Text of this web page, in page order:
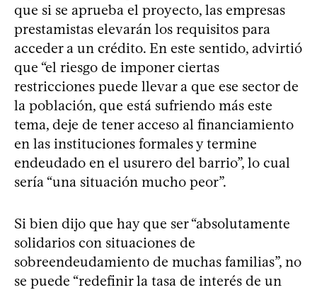
que si se aprueba el proyecto, las empresas
prestamistas elevarán los requisitos para
acceder a un crédito. En este sentido, advirtió
que “el riesgo de imponer ciertas
restricciones puede llevar a que ese sector de
la población, que está sufriendo más este
tema, deje de tener acceso al financiamiento
en las instituciones formales y termine
endeudado en el usurero del barrio”, lo cual
sería “una situación mucho peor”.
Si bien dijo que hay que ser “absolutamente
solidarios con situaciones de
sobreendeudamiento de muchas familias”, no
se puede “redefinir la tasa de interés de un